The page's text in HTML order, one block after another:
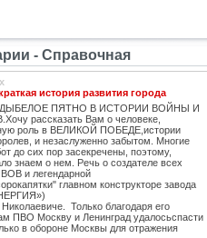
- Справочная
история развития города
ПЯТНО В ИСТОРИИ ВОЙНЫ И
рассказать Вам о человеке,
роль в ВЕЛИКОЙ ПОБЕДЕ,истории
и незаслуженно забытом. Многие
до сих пор засекречены, поэтому,
знаем о нем. Речь о создателе всех
ВОВ и легендарной
главном конструкторе завода
Только благодаря его
ПВО Москву и Ленинград удалосьспасти
в обороне Москвы для отражения